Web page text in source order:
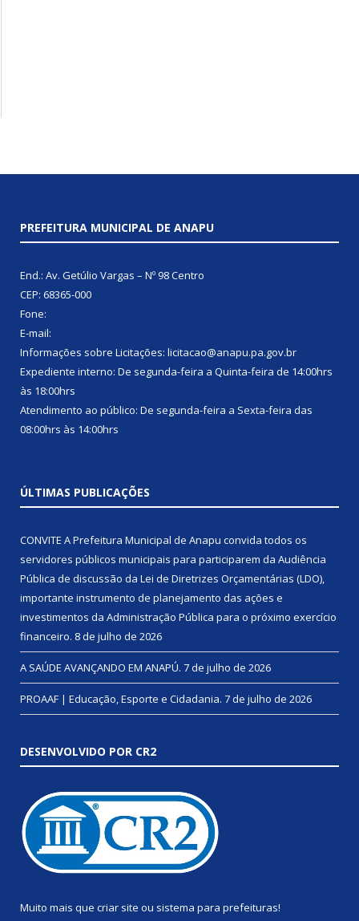
PREFEITURA MUNICIPAL DE ANAPU
End.: Av. Getúlio Vargas – Nº 98 Centro
CEP: 68365-000
Fone:
E-mail:
Informações sobre Licitações: licitacao@anapu.pa.gov.br
Expediente interno: De segunda-feira a Quinta-feira de 14:00hrs
às 18:00hrs
Atendimento ao público: De segunda-feira a Sexta-feira das
08:00hrs às 14:00hrs
ÚLTIMAS PUBLICAÇÕES
CONVITE A Prefeitura Municipal de Anapu convida todos os
servidores públicos municipais para participarem da Audiência
Pública de discussão da Lei de Diretrizes Orçamentárias (LDO),
importante instrumento de planejamento das ações e
investimentos da Administração Pública para o próximo exercício
financeiro. 8 de julho de 2026
A SAÚDE AVANÇANDO EM ANAPÚ. 7 de julho de 2026
PROAAF | Educação, Esporte e Cidadania. 7 de julho de 2026
DESENVOLVIDO POR CR2
Muito mais que criar site ou sistema para prefeituras!